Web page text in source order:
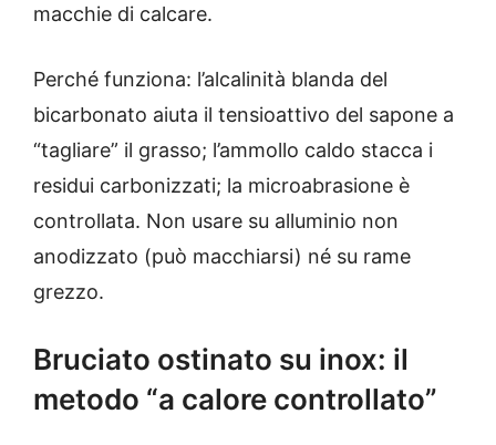
macchie di calcare.
Perché funziona: l’alcalinità blanda del
bicarbonato aiuta il tensioattivo del sapone a
“tagliare” il grasso; l’ammollo caldo stacca i
residui carbonizzati; la microabrasione è
controllata. Non usare su alluminio non
anodizzato (può macchiarsi) né su rame
grezzo.
Bruciato ostinato su inox: il
metodo “a calore controllato”